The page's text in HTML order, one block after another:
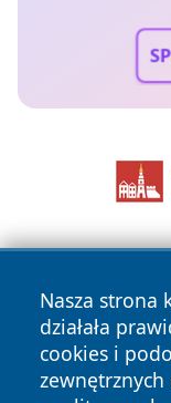
Nasza strona
działała
cookies i
Copyright © 2026